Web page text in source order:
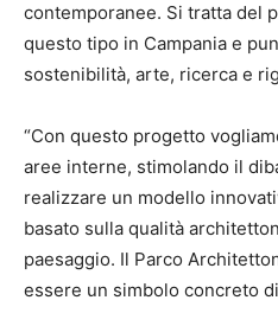
contemporanee. Si tratta del
questo tipo in Campania e
sostenibilità, arte, ricerca e
“Con questo progetto
aree interne, stimolando il
realizzare un modello
basato sulla qualità
paesaggio. Il Parco
essere un simbolo concreto